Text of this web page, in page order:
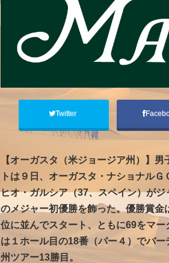
Twitter
【オーガスタ（米ジョージア州）】
トは９日、オーガスタ・ナショナル
ヒオ・ガルシア（37、スペイン）が
のメジャー初優勝を飾った。優勝賞
位に並んでスタート、ともに69をマ
は１ホール目の18番（パー４）でバ
州ツアー13勝目。